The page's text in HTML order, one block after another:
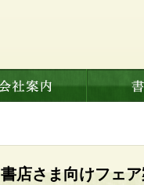
書店さま向けフェ